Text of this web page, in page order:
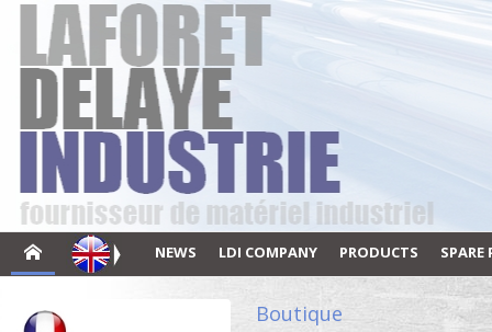
NEWS LDI COMPANY PRODUCTS SPARE
Boutique